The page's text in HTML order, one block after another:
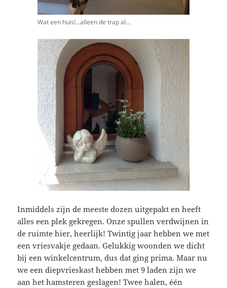
Wat een huis!…alleen de trap al…
Inmiddels zijn de meeste dozen uitgepakt en heeft
alles een plek gekregen. Onze spullen verdwijnen in
de ruimte hier, heerlijk! Twintig jaar hebben we met
een vriesvakje gedaan. Gelukkig woonden we dicht
bij een winkelcentrum, dus dat ging prima. Maar nu
we een diepvrieskast hebben met 9 laden zijn we
aan het hamsteren geslagen! Twee halen, één